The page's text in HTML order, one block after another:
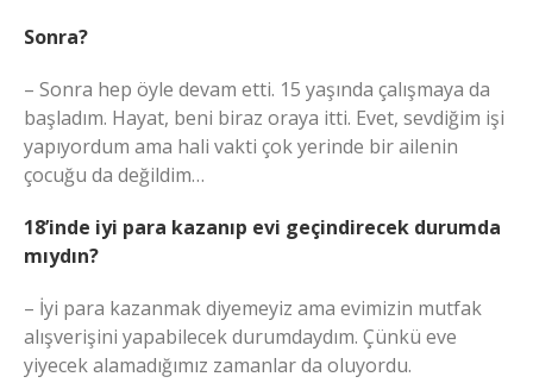
Sonra?
– Sonra hep öyle devam etti. 15 yaşında çalışmaya da
başladım. Hayat, beni biraz oraya itti. Evet, sevdiğim işi
yapıyordum ama hali vakti çok yerinde bir ailenin
çocuğu da değildim…
18’inde iyi para kazanıp evi geçindirecek durumda
mıydın?
– İyi para kazanmak diyemeyiz ama evimizin mutfak
alışverişini yapabilecek durumdaydım. Çünkü eve
yiyecek alamadığımız zamanlar da oluyordu.